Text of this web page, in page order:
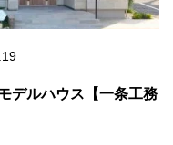
デルハウス【一条工務